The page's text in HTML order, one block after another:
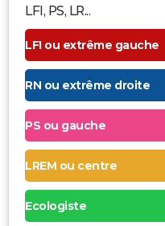
LFI, PS, LR...
LFI ou extrême gauche
RN ou extrême droite
PS ou gauche
LREM ou centre
Ecologiste